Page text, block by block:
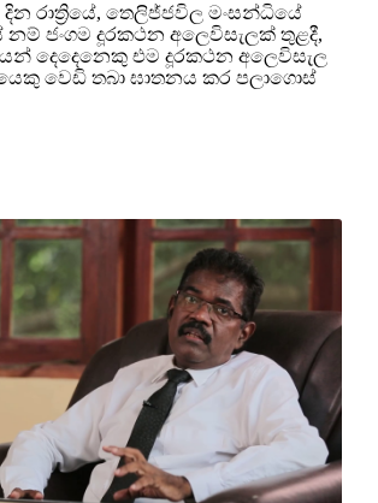
රාත්‍රියේ, තෙලිජ්ජවිල මංසන්ධියේ
නම් ජංගම දූරකථන අලෙවිසැලක් තුළදී,
දෙදෙනෙකු එම දූරකථන අලෙවිසැල
වෙඩි තබා ඝාතනය කර පලාගොස්